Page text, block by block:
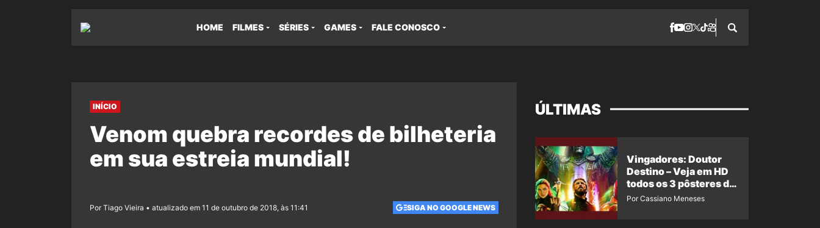
HOME FILMES SÉRIES GAMES FALE CONOSCO
INÍCIO
Venom quebra recordes de bilheteria
em sua estreia mundial!
Por Tiago Vieira • atualizado em 11 de outubro de 2018, às 11:41 SIGA NO GOOGLE NEWS
ÚLTIMAS
Vingadores: Doutor
Destino – Veja em HD
todos os 3 pôsteres de
‘Doomsday’ + 1 imagem
Por Cassiano Meneses